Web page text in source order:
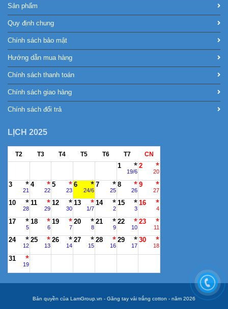
Sản phẩm
Quy định chung
Chính sách bảo mật
Hướng dẫn mua hàng
Chính sách thanh toán
Chính sách giao hàng
Chính sách đổi trả
LỊCH 2025
T2 T3 T4 T5 T6 T7 CN
1
19/6
2
20
3
21
4
22
5
23
6
24/6
7
25
8
26
9
27
10
28
11
29
12
30
13
1/7
14
2
15
3
16
4
17
5
18
6
19
7
20
8
21
9
22
10
23
11
24
12
25
13
26
14
27
15
28
16
29
17
30
18
31
19
Bản quyền của LamGroup.vn - Găng tay vải trắng cotton - năm 2026